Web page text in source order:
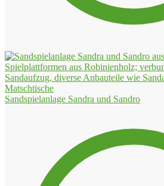
Sandspielanlage Sandra und Sandro